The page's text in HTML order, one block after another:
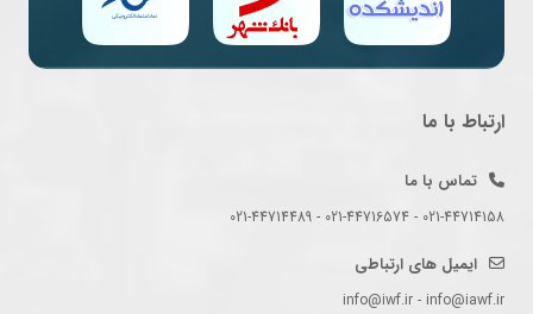
ارتباط با ما
تماس با ما
021-44714158 - 021-44716574 - 021-44714489
ایمیل های ارتباطی
info@iwf.ir - info@iawf.ir